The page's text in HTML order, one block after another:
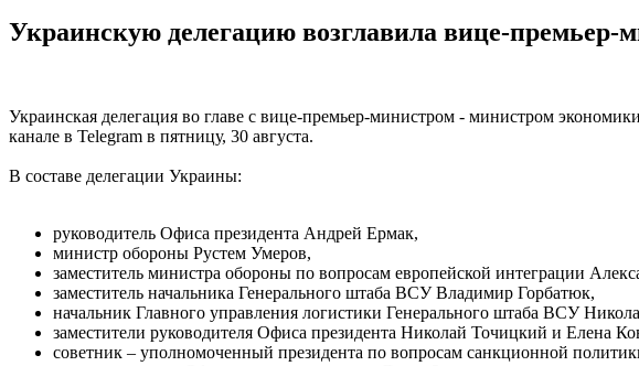
Украинскую делегацию возглавила вице-
Украинская делегация во главе с вице-премьер-министром - министром
канале в Telegram в пятницу, 30 августа.
В составе делегации Украины:
руководитель Офиса президента Андрей Ермак,
министр обороны Рустем Умеров,
заместитель министра обороны по вопросам европейской интеграции
заместитель начальника Генерального штаба ВСУ Владимир Горбатюк,
начальник Главного управления логистики Генерального штаба ВСУ
заместители руководителя Офиса президента Николай Точицкий и Елена
советник – уполномоченный президента по вопросам санкционной